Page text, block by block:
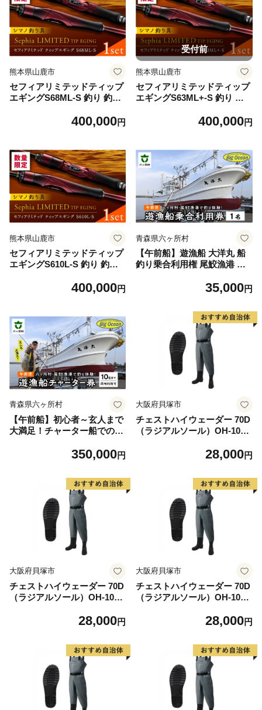
熊本県山鹿市
セフィアリミテッドティップ
エギングS68ML-S 釣り 釣り
【高田つりぐ】 [ZCW055]
400,000円
受付前
熊本県山鹿市
セフィアリミテッドティップ
エギングS63ML+-S 釣り 釣
【高田つりぐ】 [ZCW056]
400,000円
熊本県山鹿市
セフィアリミテッドティップ
エギングS610L-S 釣り 釣り
【高田つりぐ】 [ZCW057]
400,000円
青森県六ヶ所村
【午前船】遊漁船 大洋丸 船
釣り乗合利用権 尾鮫漁港 出
35,000円
青森県六ヶ所村
【午前船】初心者～玄人まで
大満足！チャーター船での船
用可能】遊漁船チャーター券
350,000円
大阪府貝塚市
チェストハイウェーダー 70D
（ラジアルソール）OH-103R
28,000円
大阪府貝塚市
チェストハイウェーダー 70D
（ラジアルソール）OH-103R
28,000円
大阪府貝塚市
チェストハイウェーダー 70D
（ラジアルソール）OH-103R
28,000円